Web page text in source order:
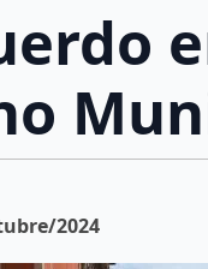
2024